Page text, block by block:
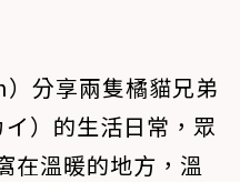
分享兩隻橘貓兄弟
）的生活日常，眾
在溫暖的地方，溫